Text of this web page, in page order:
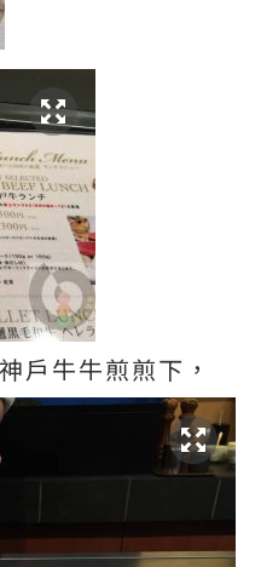
戶牛牛煎煎下，